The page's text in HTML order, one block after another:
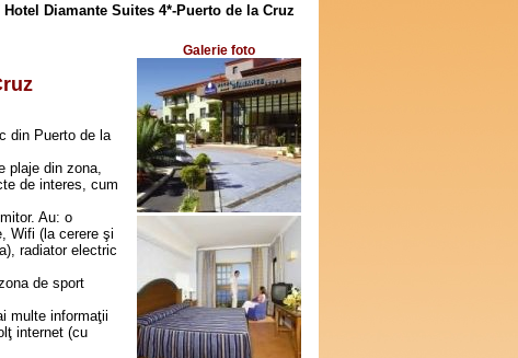
Hotel Diamante Suites 4*-Puerto de la Cruz
din Puerto de la
plaje din zona,
de interes, cum
Au: o
Wifi (la cerere şi
radiator electric
de sport
multe informaţii
internet (cu
Galerie foto